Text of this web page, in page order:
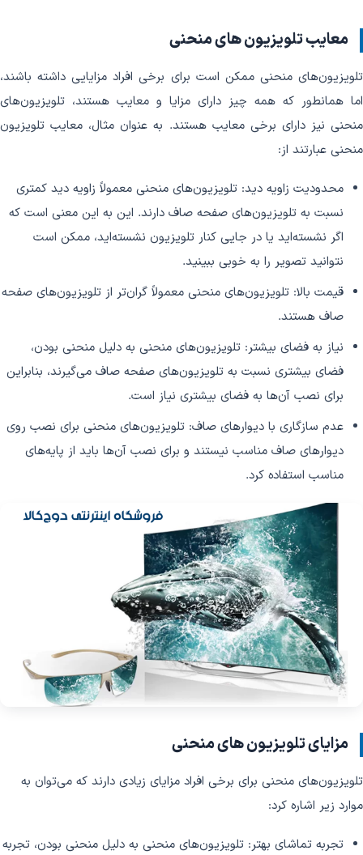
معایب تلویزیون های منحنی
تلویزیون‌های منحنی ممکن است برای برخی افراد مزایایی داشته باشند،
اما همانطور که همه چیز دارای مزایا و معایب هستند، تلویزیون‌های
منحنی نیز دارای برخی معایب هستند. به عنوان مثال، معایب تلویزیون
منحنی عبارتند از:
محدودیت زاویه دید: تلویزیون‌های منحنی معمولاً زاویه دید کمتری
نسبت به تلویزیون‌های صفحه صاف دارند. این به این معنی است که
اگر نشسته‌اید یا در جایی کنار تلویزیون نشسته‌اید، ممکن است
نتوانید تصویر را به خوبی ببینید.
قیمت بالا: تلویزیون‌های منحنی معمولاً گران‌تر از تلویزیون‌های صفحه
صاف هستند.
نیاز به فضای بیشتر: تلویزیون‌های منحنی به دلیل منحنی بودن،
فضای بیشتری نسبت به تلویزیون‌های صفحه صاف می‌گیرند، بنابراین
برای نصب آن‌ها به فضای بیشتری نیاز است.
عدم سازگاری با دیوارهای صاف: تلویزیون‌های منحنی برای نصب روی
دیوارهای صاف مناسب نیستند و برای نصب آن‌ها باید از پایه‌های
مناسب استفاده کرد.
مزایای تلویزیون های منحنی
تلویزیون‌های منحنی برای برخی افراد مزایای زیادی دارند که می‌توان به
موارد زیر اشاره کرد:
تجربه تماشای بهتر: تلویزیون‌های منحنی به دلیل منحنی بودن، تجربه